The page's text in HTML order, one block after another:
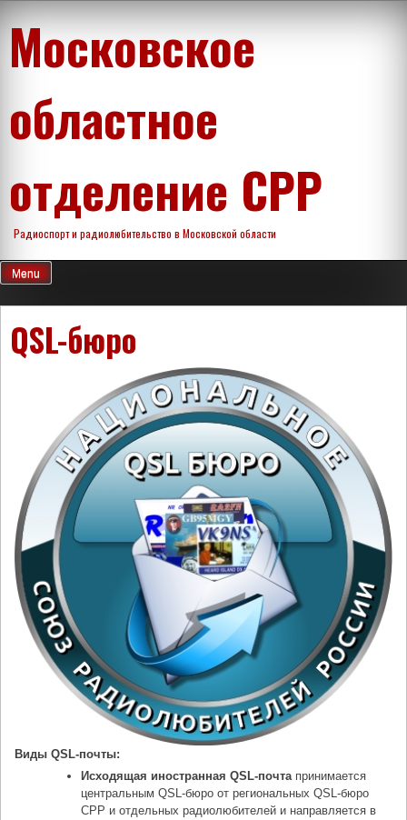
content
Московское
областное
отделение СРР
Радиоспорт и радиолюбительство в Московской области
Menu
QSL-бюро
Виды QSL-почты:
Исходящая иностранная QSL-почтапринимается
центральным QSL-бюро от региональных QSL-бюро
СРР и отдельных радиолюбителей и направляется в